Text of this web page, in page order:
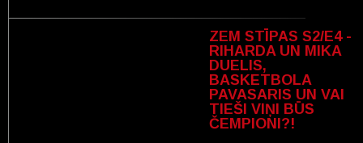
ZEM STĪPAS S2/E4 -
RIHARDA UN MIKA
DUELIS,
BASKETBOLA
PAVASARIS UN VAI
TIEŠI VIŅI BŪS
ČEMPIONI?!